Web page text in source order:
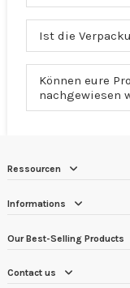
Ist die
Können eure
nachgewiesen
Ressourcen
Informations
Our Best-Selling Products
Contact us